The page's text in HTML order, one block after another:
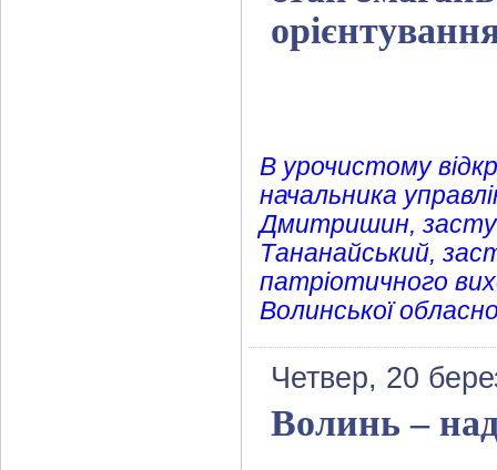
В урочистому
начальника
Дмитришин,
Тананайський,
патріотичного
Волинської
Четвер, 20
Волинь –